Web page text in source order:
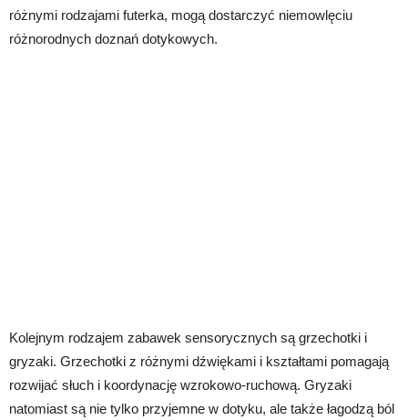
różnymi rodzajami futerka, mogą dostarczyć niemowlęciu
różnorodnych doznań dotykowych.
Kolejnym rodzajem zabawek sensorycznych są grzechotki i
gryzaki. Grzechotki z różnymi dźwiękami i kształtami pomagają
rozwijać słuch i koordynację wzrokowo-ruchową. Gryzaki
natomiast są nie tylko przyjemne w dotyku, ale także łagodzą ból